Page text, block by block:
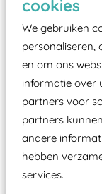
cookies
We gebruiken
personaliseren,
en om ons
informatie over
partners voor
partners
andere
hebben
services.
moet zijn
certificering,
Wij ook
ze toch
Past er